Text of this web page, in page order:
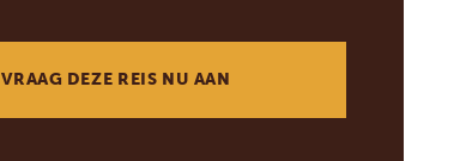
VRAAG DEZE REIS NU AAN